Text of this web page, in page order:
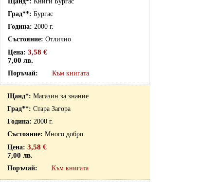
Бургас
2000 г.
Отлично
3,58 €
7,00 лв.
Към книгата
Магазин за знание
Стара Загора
2000 г.
Много добро
3,58 €
7,00 лв.
Към книгата